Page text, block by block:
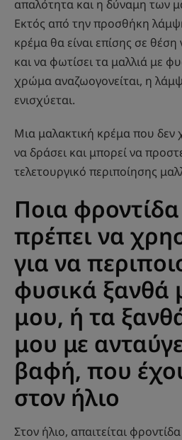
απαλότητα και η δύναμη των
Εκτός από την προσθήκη
κρέμα θα είναι επίσης σε
και να φωτίσει τα μαλλιά με
χρώμα αναζωογονείται, η
ενισχύεται.
Μια μαλακτική κρέμα που δεν
να δράσει και μπορεί να
τελετουργικό περιποίησης
Ποια
πρέπει να
για να
φυσικά ξανθά
μου, ή τα
μου με
βαφή, που
στον ήλιο
Στον ήλιο, απαιτείται